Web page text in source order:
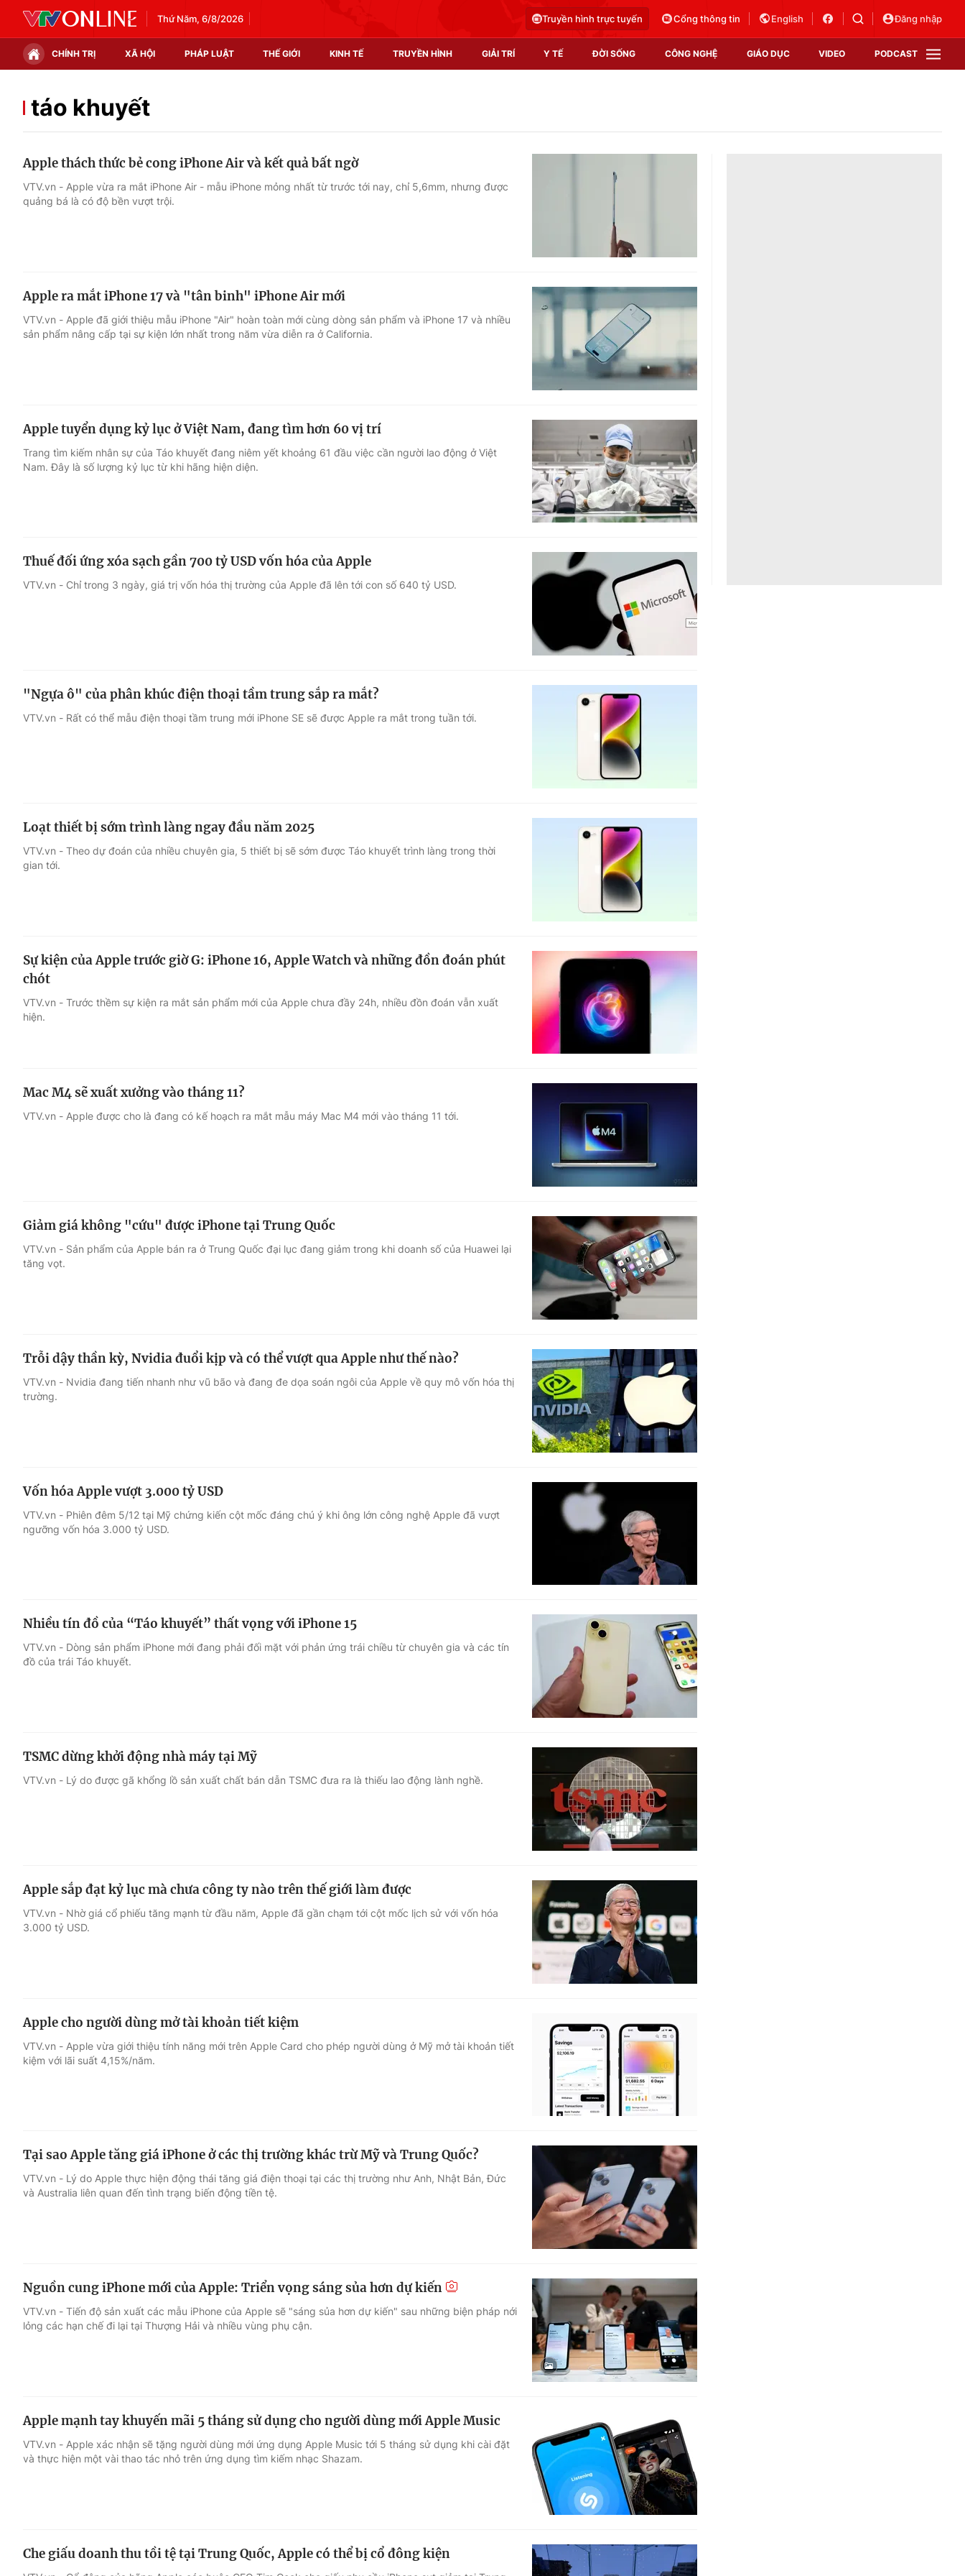
Thứ Năm, 6/8/2026 Truyền hình trực tuyến Cổng thông tin English Đăng nhập
CHÍNH TRỊ XÃ HỘI PHÁP LUẬT THẾ GIỚI KINH TẾ TRUYỀN HÌNH GIẢI TRÍ Y TẾ ĐỜI SỐNG CÔNG NGHỆ GIÁO DỤC VIDEO PODCAST
Chính trị
Thế giới đó đây
Shorts video
Podcast
EMagazine
Photo
Infographic
Góc ảnh
Điện ảnh
Âm nhạc
Sao
Du lịch
Làm đẹp
Chất lượng cuộc sống
Tuyển sinh
Học trực tuyến
Công nghệ
Hitech Công nghệ tương lai
Sản phẩm
Thị trường
Tư vấn
VTV Sức khoẻ
táo khuyết
Apple thách thức bẻ cong iPhone Air và kết quả bất ngờ
VTV.vn - Apple vừa ra mắt iPhone Air - mẫu iPhone mỏng nhất từ trước tới nay, chỉ 5,6mm, nhưng được
quảng bá là có độ bền vượt trội.
Apple ra mắt iPhone 17 và "tân binh" iPhone Air mới
VTV.vn - Apple đã giới thiệu mẫu iPhone "Air" hoàn toàn mới cùng dòng sản phẩm và iPhone 17 và nhiều
sản phẩm nâng cấp tại sự kiện lớn nhất trong năm vừa diễn ra ở California.
Apple tuyển dụng kỷ lục ở Việt Nam, đang tìm hơn 60 vị trí
Trang tìm kiếm nhân sự của Táo khuyết đang niêm yết khoảng 61 đầu việc cần người lao động ở Việt
Nam. Đây là số lượng kỷ lục từ khi hãng hiện diện.
Thuế đối ứng xóa sạch gần 700 tỷ USD vốn hóa của Apple
VTV.vn - Chỉ trong 3 ngày, giá trị vốn hóa thị trường của Apple đã lên tới con số 640 tỷ USD.
"Ngựa ô" của phân khúc điện thoại tầm trung sắp ra mắt?
VTV.vn - Rất có thể mẫu điện thoại tầm trung mới iPhone SE sẽ được Apple ra mắt trong tuần tới.
Loạt thiết bị sớm trình làng ngay đầu năm 2025
VTV.vn - Theo dự đoán của nhiều chuyên gia, 5 thiết bị sẽ sớm được Táo khuyết trình làng trong thời
gian tới.
Sự kiện của Apple trước giờ G: iPhone 16, Apple Watch và những đồn đoán phút
chót
VTV.vn - Trước thềm sự kiện ra mắt sản phẩm mới của Apple chưa đầy 24h, nhiều đồn đoán vẫn xuất
hiện.
Mac M4 sẽ xuất xưởng vào tháng 11?
VTV.vn - Apple được cho là đang có kế hoạch ra mắt mẫu máy Mac M4 mới vào tháng 11 tới.
Giảm giá không "cứu" được iPhone tại Trung Quốc
VTV.vn - Sản phẩm của Apple bán ra ở Trung Quốc đại lục đang giảm trong khi doanh số của Huawei lại
tăng vọt.
Trỗi dậy thần kỳ, Nvidia đuổi kịp và có thể vượt qua Apple như thế nào?
VTV.vn - Nvidia đang tiến nhanh như vũ bão và đang đe dọa soán ngôi của Apple về quy mô vốn hóa thị
trường.
Vốn hóa Apple vượt 3.000 tỷ USD
VTV.vn - Phiên đêm 5/12 tại Mỹ chứng kiến cột mốc đáng chú ý khi ông lớn công nghệ Apple đã vượt
ngưỡng vốn hóa 3.000 tỷ USD.
Nhiều tín đồ của “Táo khuyết” thất vọng với iPhone 15
VTV.vn - Dòng sản phẩm iPhone mới đang phải đối mặt với phản ứng trái chiều từ chuyên gia và các tín
đồ của trái Táo khuyết.
TSMC dừng khởi động nhà máy tại Mỹ
VTV.vn - Lý do được gã khổng lồ sản xuất chất bán dẫn TSMC đưa ra là thiếu lao động lành nghề.
Apple sắp đạt kỷ lục mà chưa công ty nào trên thế giới làm được
VTV.vn - Nhờ giá cổ phiếu tăng mạnh từ đầu năm, Apple đã gần chạm tới cột mốc lịch sử với vốn hóa
3.000 tỷ USD.
Apple cho người dùng mở tài khoản tiết kiệm
VTV.vn - Apple vừa giới thiệu tính năng mới trên Apple Card cho phép người dùng ở Mỹ mở tài khoản tiết
kiệm với lãi suất 4,15%/năm.
Tại sao Apple tăng giá iPhone ở các thị trường khác trừ Mỹ và Trung Quốc?
VTV.vn - Lý do Apple thực hiện động thái tăng giá điện thoại tại các thị trường như Anh, Nhật Bản, Đức
và Australia liên quan đến tình trạng biến động tiền tệ.
Nguồn cung iPhone mới của Apple: Triển vọng sáng sủa hơn dự kiến
VTV.vn - Tiến độ sản xuất các mẫu iPhone của Apple sẽ "sáng sủa hơn dự kiến" sau những biện pháp nới
lỏng các hạn chế đi lại tại Thượng Hải và nhiều vùng phụ cận.
Apple mạnh tay khuyến mãi 5 tháng sử dụng cho người dùng mới Apple Music
VTV.vn - Apple xác nhận sẽ tặng người dùng mới ứng dụng Apple Music tới 5 tháng sử dụng khi cài đặt
và thực hiện một vài thao tác nhỏ trên ứng dụng tìm kiếm nhạc Shazam.
Che giấu doanh thu tồi tệ tại Trung Quốc, Apple có thể bị cổ đông kiện